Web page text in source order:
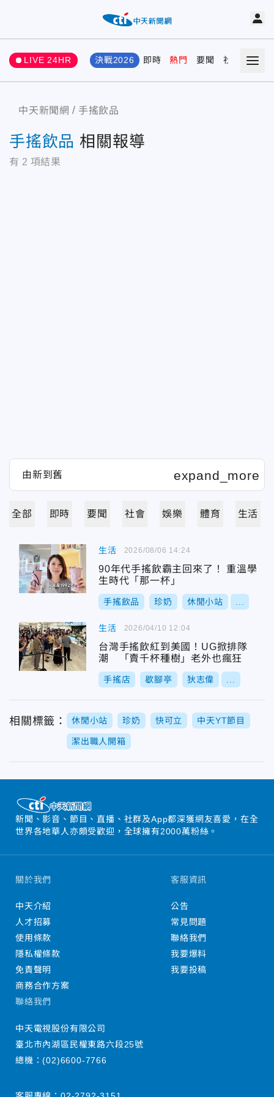
LIVE 24HR 決戰2026 即時 熱門 要聞 社會 娛樂
中天新聞網 手搖飲品
手搖飲品 相關報導
有 2 項結果
全部 即時 要聞 社會 娛樂 體育 生活
生活
90年代手搖飲霸主回來了！ 重溫學
生時代「那一杯」
手搖飲品 珍奶 休閒小站
2026/08/06 14:24
生活
台灣手搖飲紅到美國！UG掀排隊
潮 「賣千杯種樹」老外也瘋狂
手搖店 歇腳亭 狄志偉
2026/04/10 12:04
相關標籤： 休閒小站 珍奶 快可立 中天YT節目
潔出職人開箱
新聞、影音、節目、直播、社群及App都深獲網友喜愛，在全
世界各地華人亦頗受歡迎，全球擁有2000萬粉絲。
關於我們
中天介紹
人才招募
使用條款
隱私權條款
免責聲明
商務合作方案
客服資訊
公告
常見問題
聯絡我們
我要爆料
我要投稿
聯絡我們
中天電視股份有限公司
臺北市內湖區民權東路六段25號
總機：(02)6600-7766